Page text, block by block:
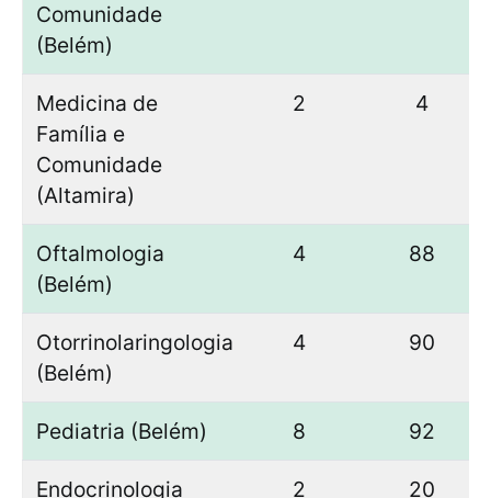
Comunidade
(Belém)
Medicina de
Família e
Comunidade
(Altamira)
2 4
Oftalmologia
(Belém)
4 88
Otorrinolaringologia
(Belém)
4 90
Pediatria (Belém) 8 92
Endocrinologia
2 20